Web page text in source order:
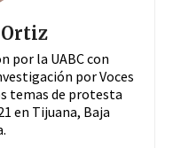
por la UABC con
por Voces
temas de protesta
en Tijuana, Baja